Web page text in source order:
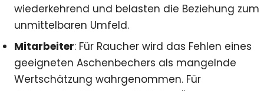
wiederkehrend und belasten die Beziehung zum
unmittelbaren Umfeld.
Mitarbeiter: Für Raucher wird das Fehlen eines
geeigneten Aschenbechers als mangelnde
Wertschätzung wahrgenommen. Für